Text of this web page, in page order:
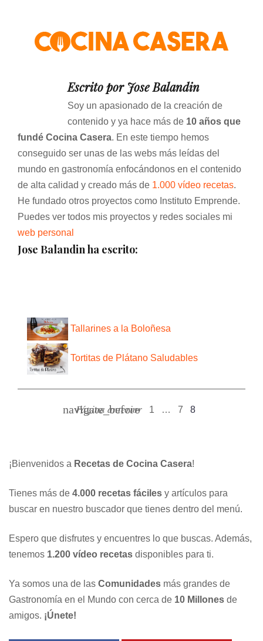
Escrito por Jose Balandin
Soy un apasionado de la creación de
contenido y ya hace más de 10 años que
fundé Cocina Casera. En este tiempo hemos
conseguido ser unas de las webs más leídas del
mundo en gastronomía enfocándonos en el contenido
de alta calidad y creado más de 1.000 vídeo recetas.
He fundado otros proyectos como Instituto Emprende.
Puedes ver todos mis proyectos y redes sociales mi
web personal
Jose Balandin ha escrito:
Tallarines a la Boloñesa
Tortitas de Plátano Saludables
Paginaciónnavigate_before
Página anterior 1 … 7 8
¡Bienvenidos a Recetas de Cocina Casera!
Tienes más de 4.000 recetas fáciles y artículos para
buscar en nuestro buscador que tienes dentro del menú.
Espero que disfrutes y encuentres lo que buscas. Además,
tenemos 1.200 vídeo recetas disponibles para ti.
Ya somos una de las Comunidades más grandes de
Gastronomía en el Mundo con cerca de 10 Millones de
amigos. ¡Únete!